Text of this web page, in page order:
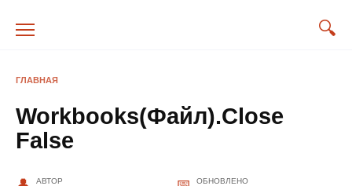
ГЛАВНАЯ
Workbooks(Файл).Close
False
АВТОР ОБНОВЛЕНО